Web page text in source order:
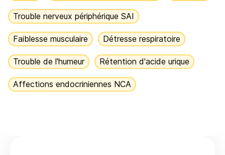
Trouble nerveux périphérique SAI
Faiblesse musculaire Détresse respiratoire
Trouble de l'humeur Rétention d'acide urique
Affections endocriniennes NCA